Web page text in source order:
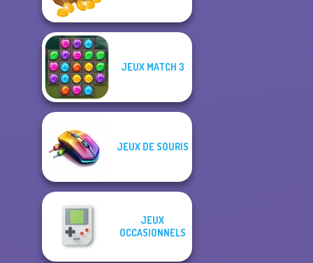
JEUX MATCH 3
JEUX DE SOURIS
JEUX
OCCASIONNELS